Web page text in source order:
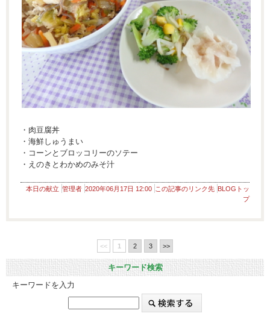
・肉豆腐丼
・海鮮しゅうまい
・コーンとブロッコリーのソテー
・えのきとわかめのみそ汁
本日の献立 管理者 2020年06月17日 12:00 この記事のリンク先 BLOGトッ
プ
<< 1 2 3 >>
キーワード検索
キーワードを入力